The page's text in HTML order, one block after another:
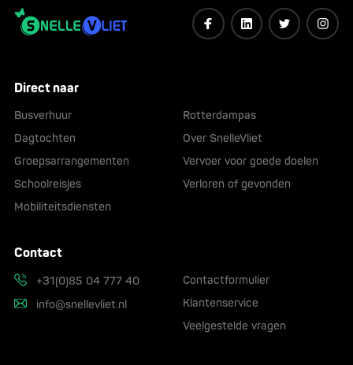
Direct naar
Busverhuur
Dagtochten
Groepsarrangementen
Schoolreisjes
Mobiliteitsdiensten
Rotterdampas
Over SnelleVliet
Vervoer voor goede doelen
Verloren of gevonden
Contact
+31(0)85 04 777 40
info@snellevliet.nl
Contactformulier
Klantenservice
Veelgestelde vragen